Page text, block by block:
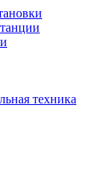
техника